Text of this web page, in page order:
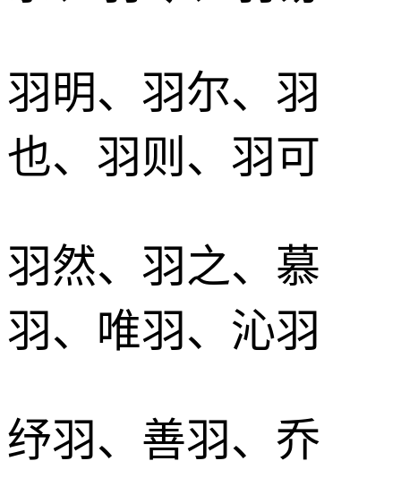
羽明、羽尔、羽
也、羽则、羽可
羽然、羽之、慕
羽、唯羽、沁羽
纾羽、善羽、乔